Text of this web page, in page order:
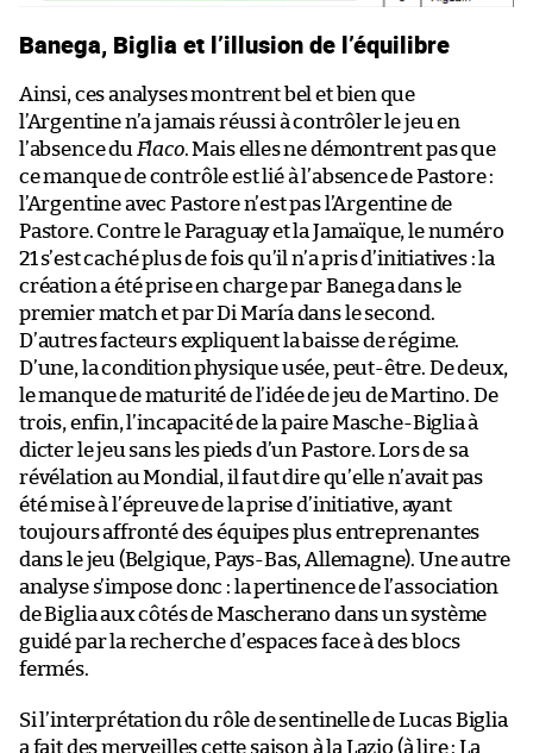
Banega, Biglia et l’illusion de l’équilibre
Ainsi, ces analyses montrent bel et bien que
l’Argentine n’a jamais réussi à contrôler le jeu en
l’absence du Flaco. Mais elles ne démontrent pas que
ce manque de contrôle est lié à l’absence de Pastore :
l’Argentine avec Pastore n’est pas l’Argentine de
Pastore. Contre le Paraguay et la Jamaïque, le numéro
21 s’est caché plus de fois qu’il n’a pris d’initiatives : la
création a été prise en charge par Banega dans le
premier match et par Di María dans le second.
D’autres facteurs expliquent la baisse de régime.
D’une, la condition physique usée, peut-être. De deux,
le manque de maturité de l’idée de jeu de Martino. De
trois, enfin, l’incapacité de la paire Masche-Biglia à
dicter le jeu sans les pieds d’un Pastore. Lors de sa
révélation au Mondial, il faut dire qu’elle n’avait pas
été mise à l’épreuve de la prise d’initiative, ayant
toujours affronté des équipes plus entreprenantes
dans le jeu (Belgique, Pays-Bas, Allemagne). Une autre
analyse s’impose donc : la pertinence de l’association
de Biglia aux côtés de Mascherano dans un système
guidé par la recherche d’espaces face à des blocs
fermés.
Si l’interprétation du rôle de sentinelle de Lucas Biglia
a fait des merveilles cette saison à la Lazio (à lire : La